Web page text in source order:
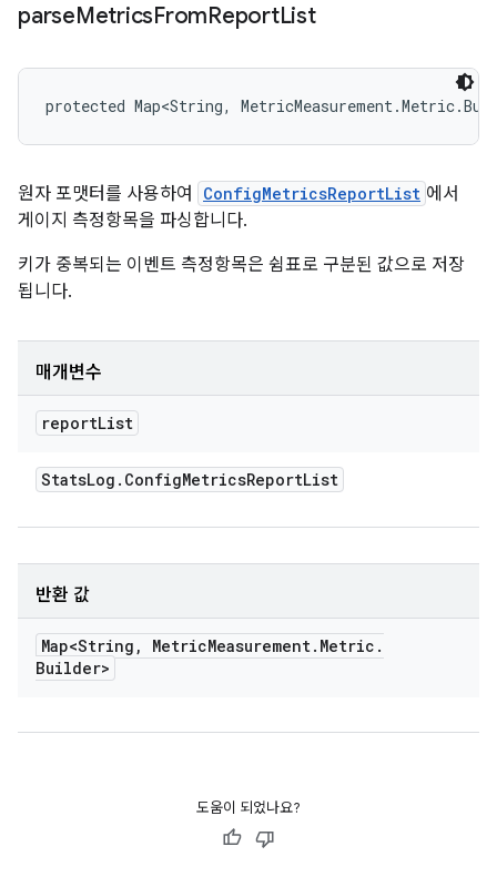
parseMetricsFromReportList
protected Map<String,
원자 포맷터를 사용하여 ConfigMetricsReportList 에서
게이지 측정항목을 파싱합니다.
키가 중복되는 이벤트 측정항목은 쉼표로 구분된 값으로 저장
됩니다.
매개변수
reportList
StatsLog . ConfigMetricsReportList
반환 값
Map<String , MetricMeasurement. Metric .
Builder>
도움이 되었나요?